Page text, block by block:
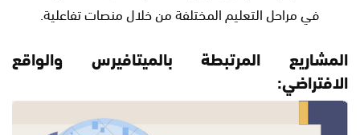
في مراحل التعليم المختلفة من خلال منصات تفاعلية.
المشاريع المرتبطة بالميتافيرس والواقع
الافتراضي: